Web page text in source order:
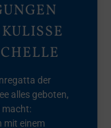
der
alles geboten,
macht:
mit einem